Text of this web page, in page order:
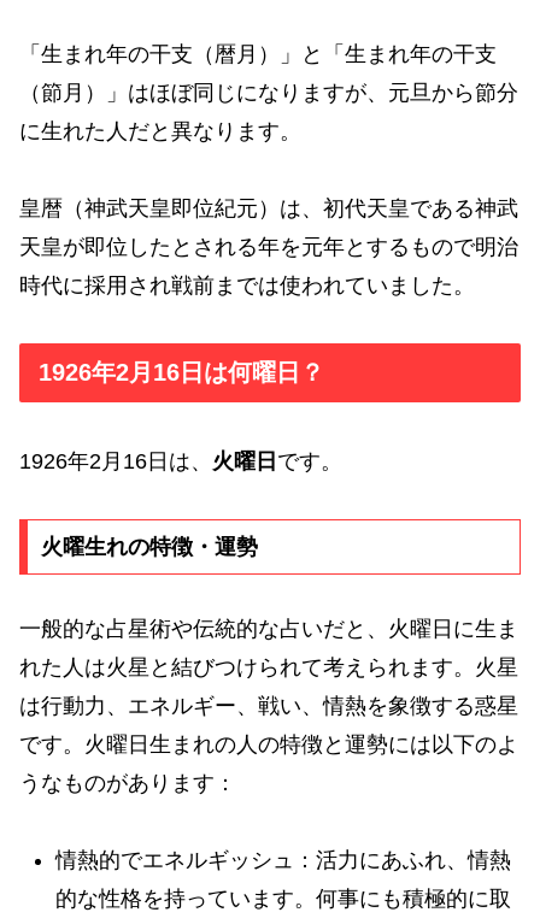
「生まれ年の干支（暦月）」と「生まれ年の干支
（節月）」はほぼ同じになりますが、元旦から節分
に生れた人だと異なります。
皇暦（神武天皇即位紀元）は、初代天皇である神武
天皇が即位したとされる年を元年とするもので明治
時代に採用され戦前までは使われていました。
1926年2月16日は何曜日？
1926年2月16日は、 火曜日 です。
火曜生れの特徴・運勢
一般的な占星術や伝統的な占いだと、火曜日に生ま
れた人は火星と結びつけられて考えられます。火星
は行動力、エネルギー、戦い、情熱を象徴する惑星
です。火曜日生まれの人の特徴と運勢には以下のよ
うなものがあります：
情熱的でエネルギッシュ：活力にあふれ、情熱
的な性格を持っています。何事にも積極的に取